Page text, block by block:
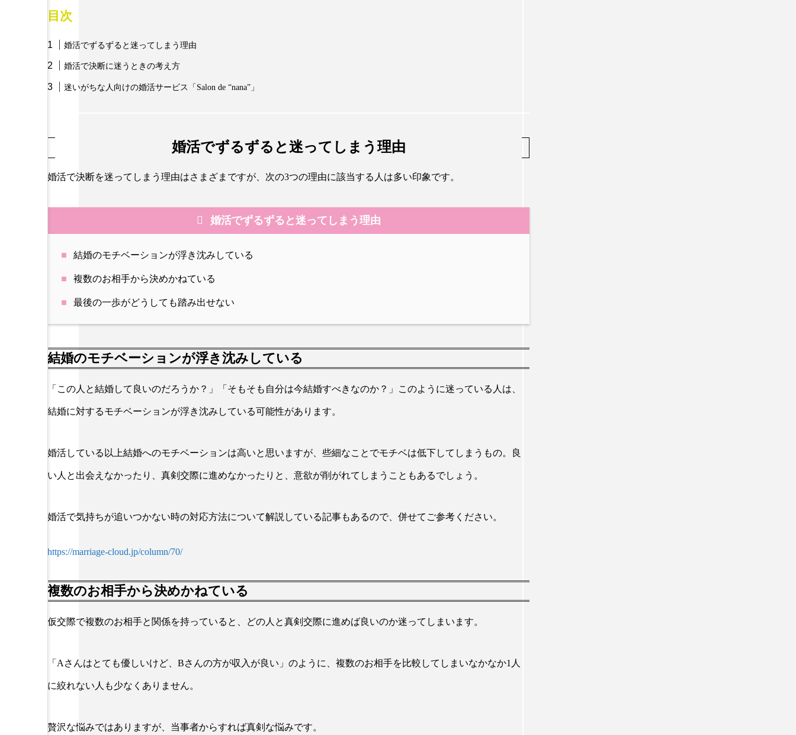
目次
婚活でずるずると迷ってしまう理由
婚活で決断に迷うときの考え方
迷いがちな人向けの婚活サービス「Salon de “nana”」
婚活でずるずると迷ってしまう理由
婚活で決断を迷ってしまう理由はさまざまですが、次の3つの理由に該当する人は多い印象です。
婚活でずるずると迷ってしまう理由
結婚のモチベーションが浮き沈みしている
複数のお相手から決めかねている
最後の一歩がどうしても踏み出せない
結婚のモチベーションが浮き沈みしている
「この人と結婚して良いのだろうか？」「そもそも自分は今結婚すべきなのか？」このように迷っている人は、
結婚に対するモチベーションが浮き沈みしている可能性があります。
婚活している以上結婚へのモチベーションは高いと思いますが、些細なことでモチベは低下してしまうもの。良
い人と出会えなかったり、真剣交際に進めなかったりと、意欲が削がれてしまうこともあるでしょう。
婚活で気持ちが追いつかない時の対応方法について解説している記事もあるので、併せてご参考ください。
https://marriage-cloud.jp/column/70/
複数のお相手から決めかねている
仮交際で複数のお相手と関係を持っていると、どの人と真剣交際に進めば良いのか迷ってしまいます。
「Aさんはとても優しいけど、Bさんの方が収入が良い」のように、複数のお相手を比較してしまいなかなか1人
に絞れない人も少なくありません。
贅沢な悩みではありますが、当事者からすれば真剣な悩みです。